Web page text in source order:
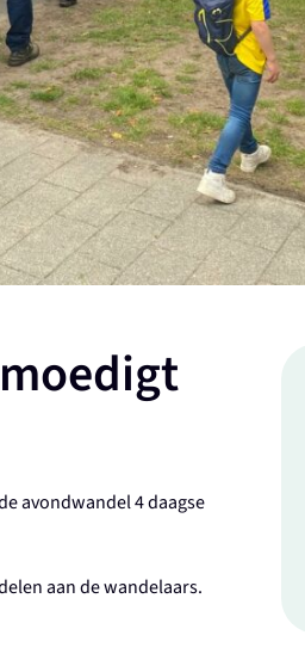
avondwandel 4 daagse
aan de wandelaars.